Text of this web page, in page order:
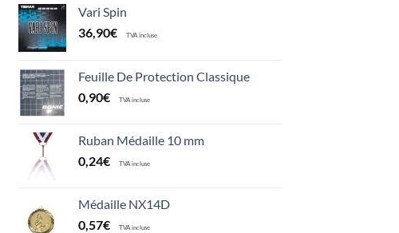
Vari Spin
36,90€ TVA incluse
Feuille De Protection Classique
0,90€ TVA incluse
Ruban Médaille 10 mm
0,24€ TVA incluse
Médaille NX14D
0,57€ TVA incluse